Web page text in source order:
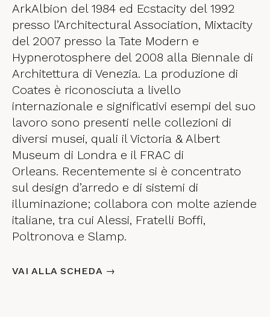
ArkAlbion del 1984 ed Ecstacity del 1992
presso l’Architectural Association, Mixtacity
del 2007 presso la Tate Modern e
Hypnerotosphere del 2008 alla Biennale di
Architettura di Venezia. La produzione di
Coates è riconosciuta a livello
internazionale e significativi esempi del suo
lavoro sono presenti nelle collezioni di
diversi musei, quali il Victoria & Albert
Museum di Londra e il FRAC di
Orleans. Recentemente si è concentrato
sul design d’arredo e di sistemi di
illuminazione; collabora con molte aziende
italiane, tra cui Alessi, Fratelli Boffi,
Poltronova e Slamp.
VAI ALLA SCHEDA →